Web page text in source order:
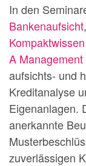
In den
Bankenaufsicht,
A Management
aufsichts- und
Kreditanalyse
Eigenanlagen.
anerkannte
zuverlässigen